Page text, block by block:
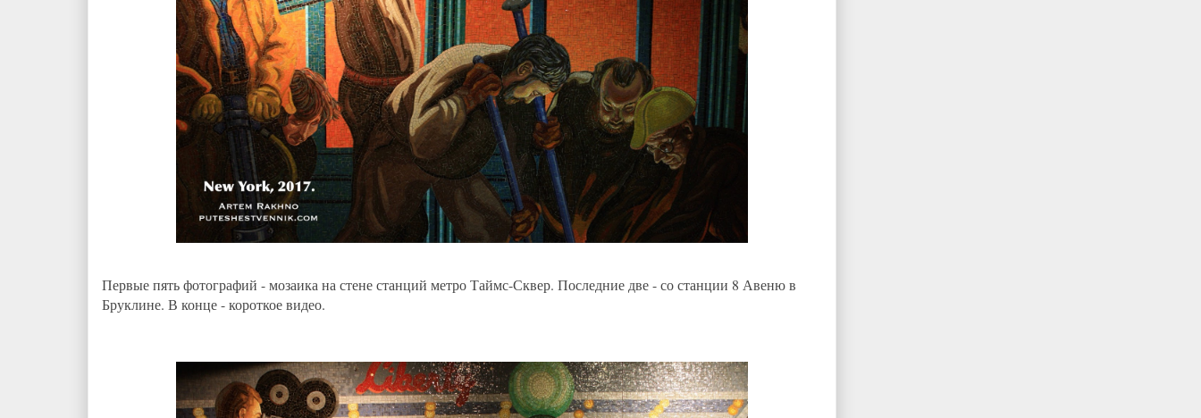
Первые пять фотографий - мозаика на стене станций метро Таймс-Сквер. Последние две - со станции 8 Авеню в
Бруклине. В конце - короткое видео.